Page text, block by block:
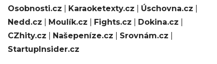
Osobnosti.cz
Karaoketexty.cz Úschovna.cz
Nedd.cz
Moulík.cz Fights.cz Dokina.cz
CZhity.cz
Našepeníze.cz Srovnám.cz
StartupInsider.cz